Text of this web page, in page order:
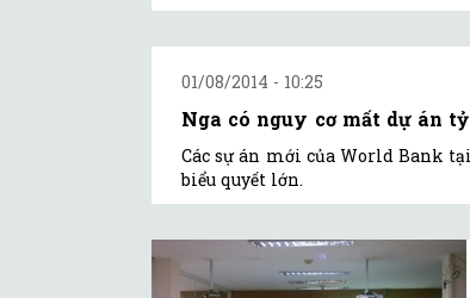
01/08/2014 - 10:25
Nga có nguy cơ mất dự án
Các sự án mới của World Bank
biểu quyết lớn.